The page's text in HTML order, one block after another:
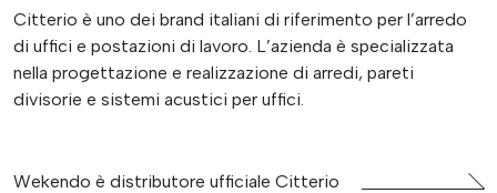
Citterio è uno dei brand italiani di riferimento per l’arredo
di uffici e postazioni di lavoro. L’azienda è specializzata
nella progettazione e realizzazione di arredi, pareti
divisorie e sistemi acustici per uffici.
Wekendo è distributore ufficiale Citterio